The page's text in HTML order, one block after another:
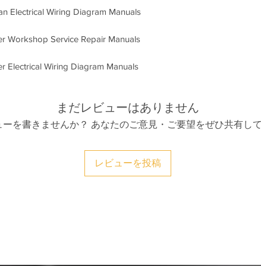
Electrical Wiring Diagram Manuals
Workshop Service Repair Manuals
Electrical Wiring Diagram Manuals
まだレビューはありません
を書きませんか？ あなたのご意見・ご要望をぜひ共有して
レビューを投稿